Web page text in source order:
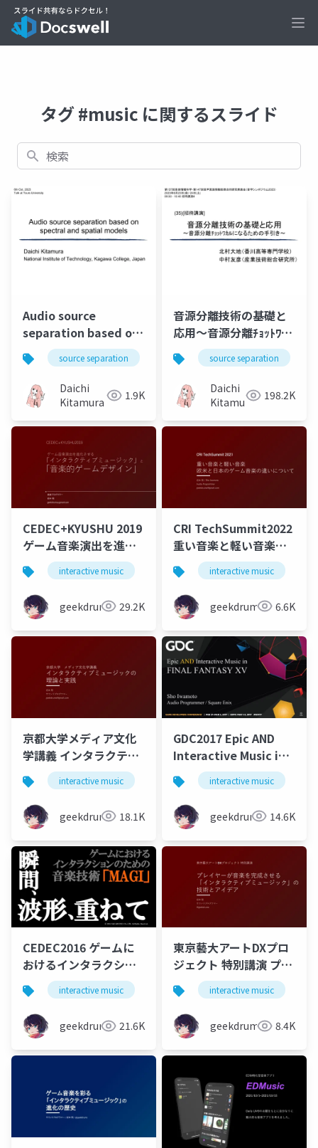
タグ #music に関するスライド
検索
Audio source
separation based on
spectral and spatial
models
source separation nmf music bss
Daichi
Kitamura
1.9K
音源分離技術の基礎と
応用～音源分離ﾁｮｯﾄﾜｶﾙ
になるための手引き～
source separation
Daichi
Kitamura
198.2K
CEDEC+KYUSHU 2019
ゲーム音楽演出を進化
させる「インタラクテ
ィブミュージック」と
「音楽的ゲームデザイ
ン」
interactive music game music
geekdrums 29.2K
CRI TechSummit2022
重い音楽と軽い音楽
欧米と日本のゲーム音
楽の違いについて
interactive music
geekdrums 6.6K
京都大学メディア文化
学講義 インタラクティ
ブミュージックの理論
と実践
interactive music game music
geekdrums 18.1K
GDC2017 Epic AND
Interactive Music in
FINAL FANTASY XV
interactive music
geekdrums 14.6K
CEDEC2016 ゲームに
おけるインタラクショ
ンのための音楽技術
MAGI 瞬間、波形、重
ねて
interactive music game music
geekdrums 21.6K
東京藝大アートDXプロ
ジェクト 特別講演 プレ
イヤーが音楽を完成さ
せる「インタラクティ
ブミュージック」の技
術とアイデア
interactive music
geekdrums 8.4K